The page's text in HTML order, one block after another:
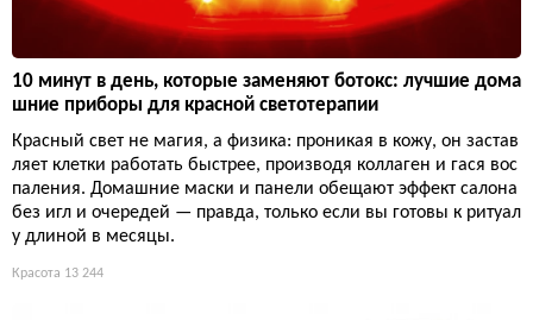
10 минут в день, которые заменяют ботокс: лучшие дома
шние приборы для красной светотерапии
Красный свет не магия, а физика: проникая в кожу, он застав
ляет клетки работать быстрее, производя коллаген и гася вос
паления. Домашние маски и панели обещают эффект салона
без игл и очередей — правда, только если вы готовы к ритуал
у длиной в месяцы.
Красота 13 244